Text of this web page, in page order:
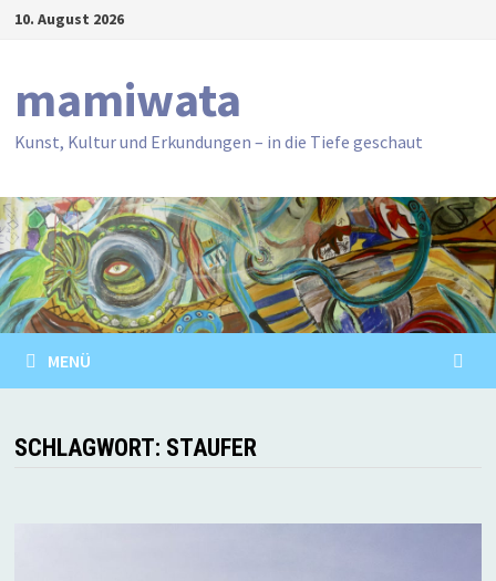
Zum10. August 2026
mamiwata
Kunst, Kultur und Erkundungen – in die Tiefe geschaut
MENÜ
SCHLAGWORT: STAUFER